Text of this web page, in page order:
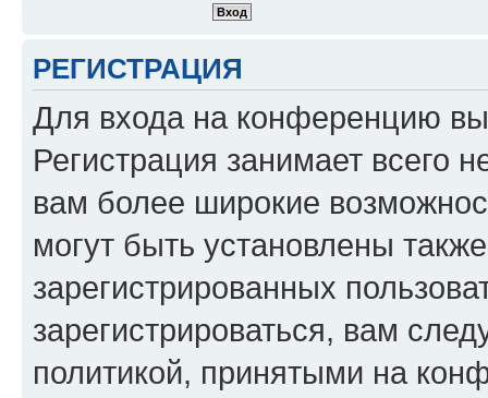
РЕГИСТРАЦИЯ
Для входа на конференцию
Регистрация занимает всего
вам более широкие
могут быть установлены
зарегистрированных
зарегистрироваться, вам
политикой, принятыми на